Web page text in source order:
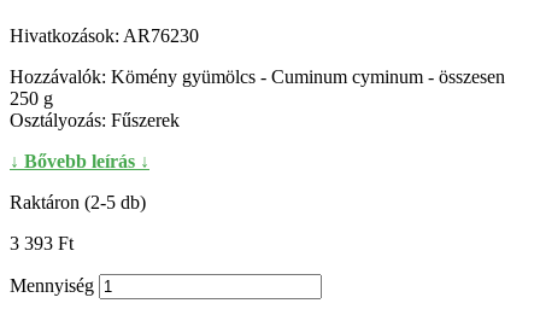
Hivatkozások: AR76230
Hozzávalók: Kömény gyümölcs - Cuminum cyminum - összesen
250 g
Osztályozás: Fűszerek
↓ Bővebb leírás ↓
Raktáron (2-5 db)
3 393 Ft‎
Mennyiség